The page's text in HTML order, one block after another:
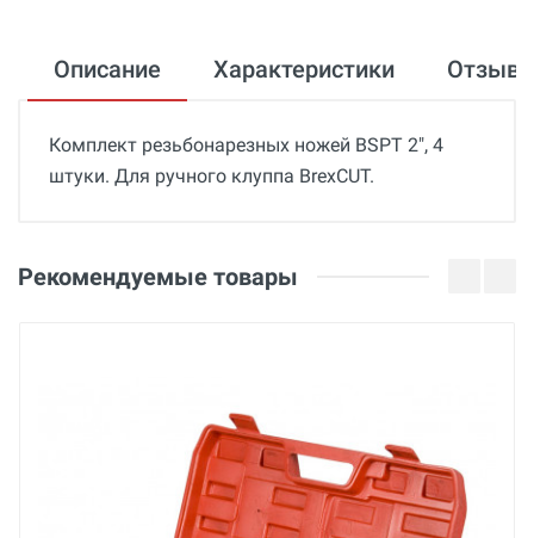
Описание Характеристики
Комплект резьбонарезных ножей BSPT 2", 4
штуки. Для ручного клуппа BrexCUT.
12 месяцев
Оценка
Рекомендуемые товары